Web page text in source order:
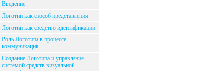
Введение
Логотип как способ представления
Логотип как средство идентификации
Роль Логотипа в процессе
коммуникации
Создание Логотипа и управление
системой средств визуальной